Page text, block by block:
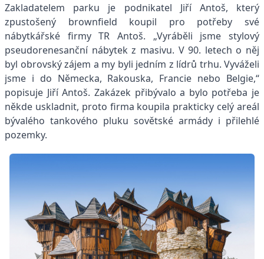
Zakladatelem parku je podnikatel Jiří Antoš, který
zpustošený brownfield koupil pro potřeby své
nábytkářské firmy TR Antoš. „Vyráběli jsme stylový
pseudorenesanční nábytek z masivu. V 90. letech o něj
byl obrovský zájem a my byli jedním z lídrů trhu. Vyváželi
jsme i do Německa, Rakouska, Francie nebo Belgie,“
popisuje Jiří Antoš. Zakázek přibývalo a bylo potřeba je
někde uskladnit, proto firma koupila prakticky celý areál
bývalého tankového pluku sovětské armády i přilehlé
pozemky.